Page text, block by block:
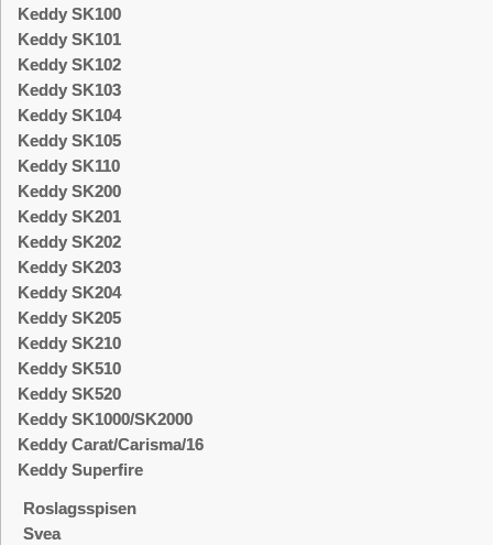
Keddy SK100
Keddy SK101
Keddy SK102
Keddy SK103
Keddy SK104
Keddy SK105
Keddy SK110
Keddy SK200
Keddy SK201
Keddy SK202
Keddy SK203
Keddy SK204
Keddy SK205
Keddy SK210
Keddy SK510
Keddy SK520
Keddy SK1000/SK2000
Keddy Carat/Carisma/16
Keddy Superfire
Roslagsspisen
Svea